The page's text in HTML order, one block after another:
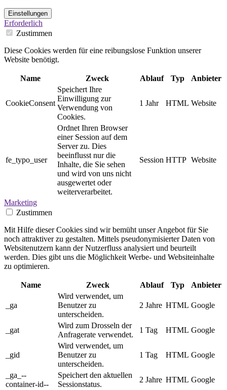
Einstellungen
Erforderlich
Zustimmen
Diese Cookies werden für eine reibungslose Funktion unserer
Website benötigt.
Name Zweck Ablauf Typ Anbieter
CookieConsent
Speichert Ihre
Einwilligung zur
Verwendung von
Cookies.
1 Jahr HTML Website
fe_typo_user
Ordnet Ihren Browser
einer Session auf dem
Server zu. Dies
beeinflusst nur die
Inhalte, die Sie sehen
und wird von uns nicht
ausgewertet oder
weiterverarbeitet.
Session HTTP Website
Marketing
Zustimmen
Mit Hilfe dieser Cookies sind wir bemüht unser Angebot für Sie
noch attraktiver zu gestalten. Mittels pseudonymisierter Daten von
Websitenutzern kann der Nutzerfluss analysiert und beurteilt
werden. Dies gibt uns die Möglichkeit Werbe- und Websiteinhalte
zu optimieren.
Name Zweck Ablauf Typ Anbieter
_ga
Wird verwendet, um
Benutzer zu
unterscheiden.
2 Jahre HTML Google
_gat
Wird zum Drosseln der
Anfragerate verwendet.
1 Tag HTML Google
_gid
Wird verwendet, um
Benutzer zu
unterscheiden.
1 Tag HTML Google
_ga_--
container-id--
Speichert den aktuellen
Sessionstatus.
2 Jahre HTML Google